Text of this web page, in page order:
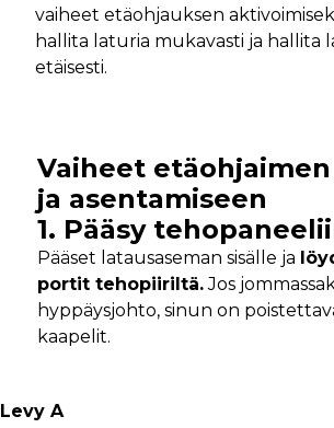
vaiheet etäohjauksen
hallita laturia mukavasti ja hallita
etäisesti.
Vaiheet
ja asentamiseen
1. Pääsy
Pääset latausaseman sisälle ja
portit tehopiiriltä.Jos
hyppäysjohto, sinun on
kaapelit.
Levy A